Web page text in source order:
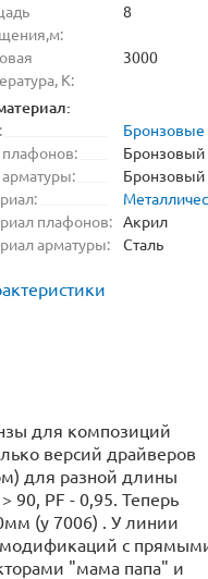
8
K:
3000
Бронзовые
плафонов:
Бронзовый
Бронзовый
плафонов:
Акрил
арматуры:
Сталь
для композиций
версий драйверов
для разной длины
90, PF - 0,95. Теперь
(у 7006) . У линии
модификаций с
"мама папа" и